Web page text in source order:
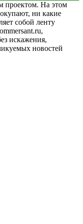
проектом. На этом
ни какие
собой ленту
искажения,
новостей